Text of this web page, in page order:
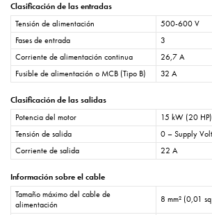
Clasificación de las entradas
Tensión de alimentación
500-600 V
Fases de entrada
3
Corriente de alimentación continua
26,7 A
Fusible de alimentación o MCB (Tipo B)
32 A
Clasificación de las salidas
Potencia del motor
15 kW (20 HP)
Tensión de salida
0 – Supply
Corriente de salida
22 A
Información sobre el cable
Tamaño máximo del cable de
alimentación
8 mm² (0,01